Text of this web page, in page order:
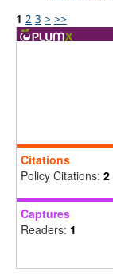
1 2 3 > >>
Citations
Policy Citations: 2
Captures
Readers: 1